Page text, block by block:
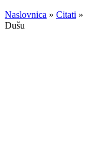
Naslovnica » Citati »
Dušu